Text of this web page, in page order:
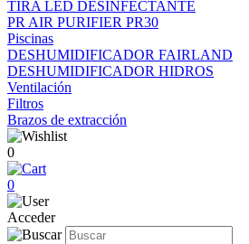
TIRA LED DESINFECTANTE
PR AIR PURIFIER PR30
Piscinas
DESHUMIDIFICADOR FAIRLAND
DESHUMIDIFICADOR HIDROS
Ventilación
Filtros
Brazos de extracción
0
0
Acceder